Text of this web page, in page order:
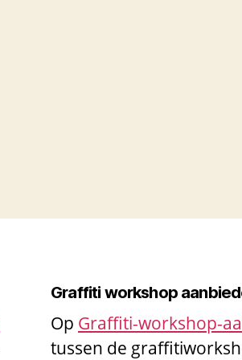
Graffiti workshop
Op Graffiti-workshop-
tussen de